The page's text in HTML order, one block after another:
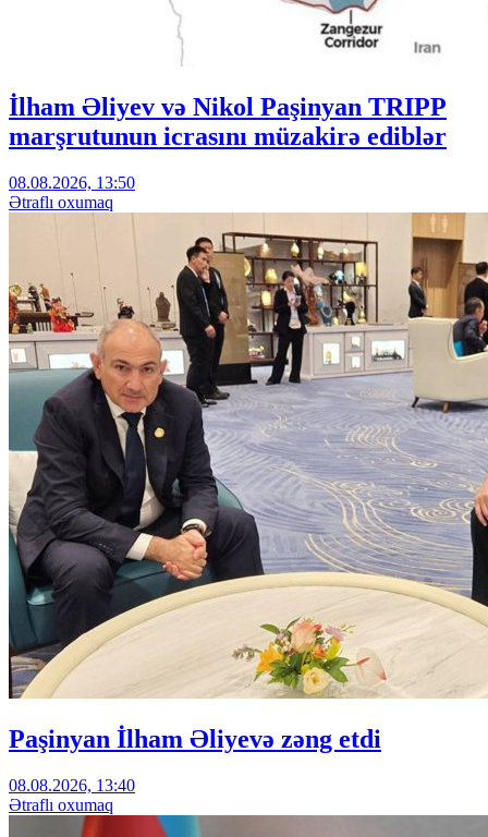
İlham Əliyev və Nikol Paşinyan TRIPP
marşrutunun icrasını müzakirə ediblər
08.08.2026, 13:50
Ətraflı oxumaq
Paşinyan İlham Əliyevə zəng etdi
08.08.2026, 13:40
Ətraflı oxumaq